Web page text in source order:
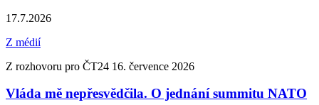
17.7.2026
Z médií
Z rozhovoru pro ČT24 16. července 2026
Vláda mě nepřesvědčila. O jednání summitu NATO